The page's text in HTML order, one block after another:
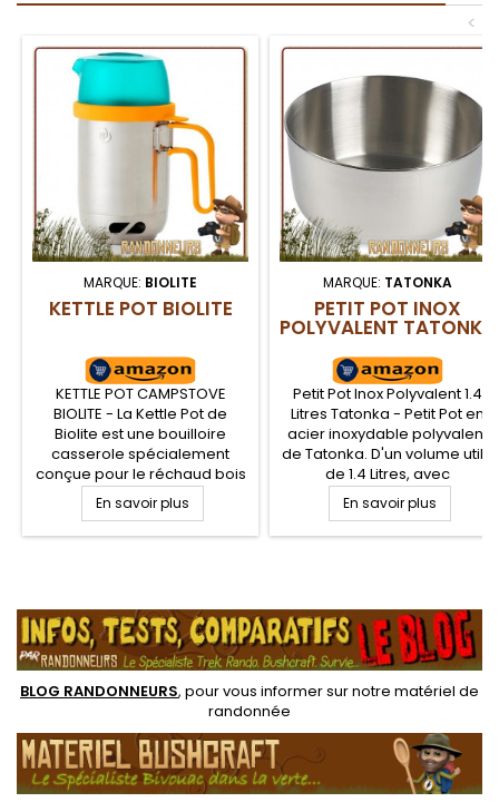
poids de leur sac à dos
<
MARQUE: BIOLITE
KETTLE POT BIOLITE
KETTLE POT CAMPSTOVE
BIOLITE - La Kettle Pot de
Biolite est une bouilloire
casserole spécialement
conçue pour le réchaud bois
Biolite CampStove. Pratique,
en inox, la Kettle Pot permet
de faire bouillir de l'eau, cuire
compacte
En savoir plus
MARQUE: TATONKA
PETIT POT INOX
POLYVALENT TATONKA
Petit Pot Inox Polyvalent 1.4
Litres Tatonka - Petit Pot en
acier inoxydable polyvalent
de Tatonka. D'un volume utile
de 1.4 Litres, avec
graduations intérieures, ce
petit Pot inox robuste et
pratique sera autant utile en
consommer.
En savoir plus
BLOG RANDONNEURS, pour vous informer sur notre matériel de
randonnée